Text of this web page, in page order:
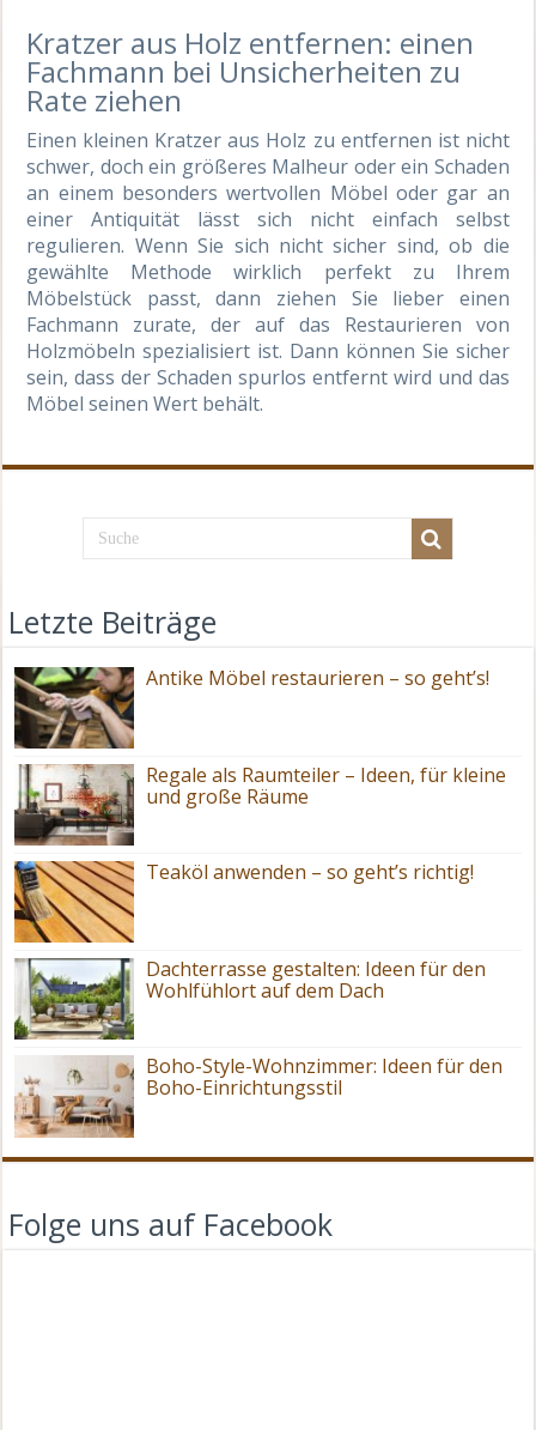
Kratzer aus Holz entfernen: einen
Fachmann bei Unsicherheiten zu
Rate ziehen
Einen kleinen Kratzer aus Holz zu entfernen ist nicht
schwer, doch ein größeres Malheur oder ein Schaden
an einem besonders wertvollen Möbel oder gar an
einer Antiquität lässt sich nicht einfach selbst
regulieren. Wenn Sie sich nicht sicher sind, ob die
gewählte Methode wirklich perfekt zu Ihrem
Möbelstück passt, dann ziehen Sie lieber einen
Fachmann zurate, der auf das Restaurieren von
Holzmöbeln spezialisiert ist. Dann können Sie sicher
sein, dass der Schaden spurlos entfernt wird und das
Möbel seinen Wert behält.
Letzte Beiträge
Antike Möbel restaurieren – so geht’s!
Regale als Raumteiler – Ideen, für kleine
und große Räume
Teaköl anwenden – so geht’s richtig!
Dachterrasse gestalten: Ideen für den
Wohlfühlort auf dem Dach
Boho-Style-Wohnzimmer: Ideen für den
Boho-Einrichtungsstil
Folge uns auf Facebook